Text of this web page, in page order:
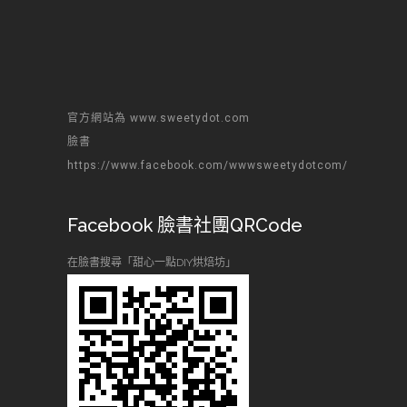
官方網站為 www.sweetydot.com
臉書
https://www.facebook.com/wwwsweetydotcom/
Facebook 臉書社團QRCode
在臉書搜尋「甜心一點DIY烘焙坊」